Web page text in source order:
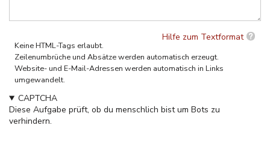
Hilfe zum Textformat
Keine HTML-Tags erlaubt.
Zeilenumbrüche und Absätze werden automatisch erzeugt.
Website- und E-Mail-Adressen werden automatisch in Links
umgewandelt.
CAPTCHA
Diese Aufgabe prüft, ob du menschlich bist um Bots zu
verhindern.